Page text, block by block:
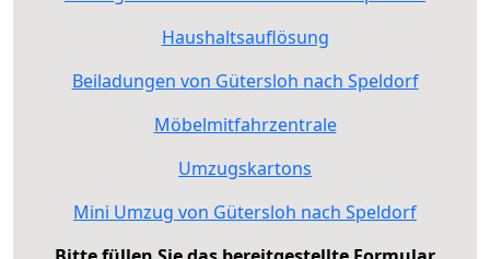
Haushaltsauflösung
Beiladungen von Gütersloh nach Speldorf
Möbelmitfahrzentrale
Umzugskartons
Mini Umzug von Gütersloh nach Speldorf